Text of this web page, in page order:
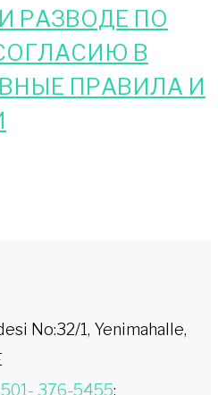
РАЗВОДЕ ПО
В
ПРАВИЛА И
No:32/1, Yenimahalle,
376-5455;